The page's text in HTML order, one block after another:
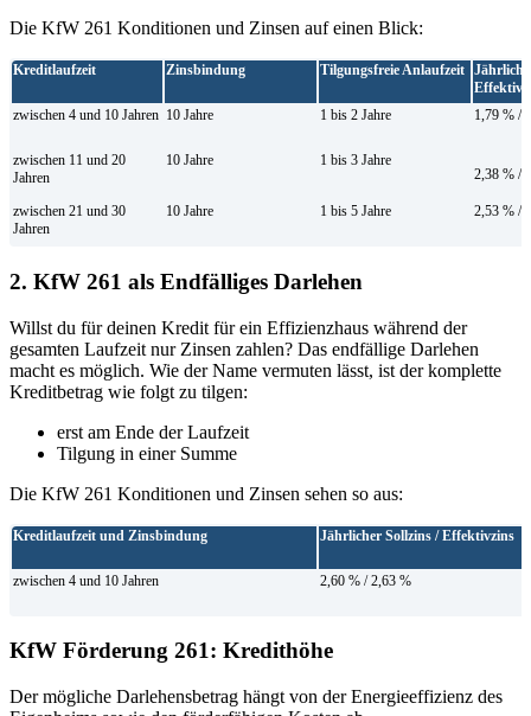
Die KfW 261 Konditionen und Zinsen auf einen Blick:
Kreditlaufzeit Zinsbindung Tilgungsfreie Anlaufzeit
zwischen 4 und 10 Jahren 10 Jahre 1 bis 2 Jahre 1,79 % /
zwischen 11 und 20
Jahren
10 Jahre
1 bis 3 Jahre
2,38 % /
zwischen 21 und 30
Jahren
10 Jahre 1 bis 5 Jahre 2,53 % /
2. KfW 261 als Endfälliges Darlehen
Willst du für deinen Kredit für ein Effizienzhaus während der
gesamten Laufzeit nur Zinsen zahlen? Das endfällige Darlehen
macht es möglich. Wie der Name vermuten lässt, ist der komplette
Kreditbetrag wie folgt zu tilgen:
erst am Ende der Laufzeit
Tilgung in einer Summe
Die KfW 261 Konditionen und Zinsen sehen so aus:
Kreditlaufzeit und Zinsbindung Jährlicher Sollzins / Effektivzins
zwischen 4 und 10 Jahren 2,60 % / 2,63 %
KfW Förderung 261: Kredithöhe
Der mögliche Darlehensbetrag hängt von der Energieeffizienz des